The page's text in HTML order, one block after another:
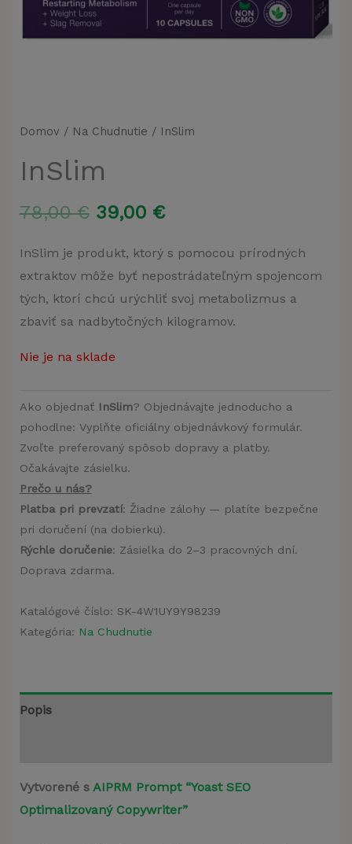
Domov / Na Chudnutie / InSlim
InSlim
78,00€ Pôvodná
cena
bola:
78,00 €.
39,00 €Aktuálna
cena
je:
39,00 €.
InSlim je produkt, ktorý s pomocou prírodných
extraktov môže byť nepostrádateľným spojencom
tých, ktorí chcú urýchliť svoj metabolizmus a
zbaviť sa nadbytočných kilogramov.
Nie je na sklade
Ako objednať InSlim? Objednávajte jednoducho a
pohodlne: Vyplňte oficiálny objednávkový formulár.
Zvoľte preferovaný spôsob dopravy a platby.
Očakávajte zásielku.
Prečo u nás?
Platba pri prevzatí: Žiadne zálohy — platíte bezpečne
pri doručení (na dobierku).
Rýchle doručenie: Zásielka do 2–3 pracovných dní.
Doprava zdarma.
Katalógové číslo: SK-4W1UY9Y98239
Kategória: Na Chudnutie
Popis
Vytvorené s AIPRM Prompt “Yoast SEO
Optimalizovaný Copywriter”